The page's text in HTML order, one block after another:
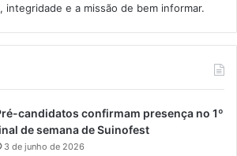
integridade e a missão de bem informar.​
candidatos confirmam presença no 1º
de semana de Suinofest
3 de junho de 2026